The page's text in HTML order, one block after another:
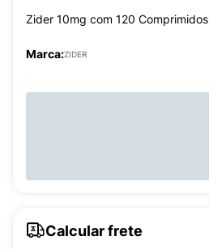
Zider 10mg com 120 Comprimidos
Marca:ZIDER
Calcular frete